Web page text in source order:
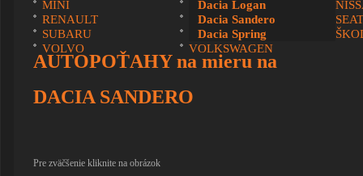
Dacia Logan
Dacia Sandero
Dacia Spring
MINI
MITSUBISHI
RENAULT
SCANIA
SEAT
SUBARU
SUZUKI
VOLVO
VOLKSWAGEN
AUTOPOŤAHY na mieru na
DACIA SANDERO
Pre zväčšenie kliknite na obrázok